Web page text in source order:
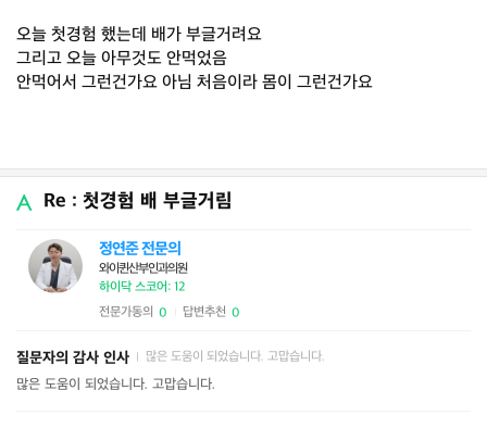
오늘 첫경험 했는데 배가 부글거려요
그리고 오늘 아무것도 안먹었음
안먹어서 그런건가요 아님 처음이라 몸이 그런건가요
Re : 첫경험 배 부글거림
정연준 전문의
와이퀸산부인과의원
하이닥 스코어: 12
전문가동의 0 답변추천 0
질문자의 감사 인사 많은 도움이 되었습니다. 고맙습니다.
많은 도움이 되었습니다. 고맙습니다.